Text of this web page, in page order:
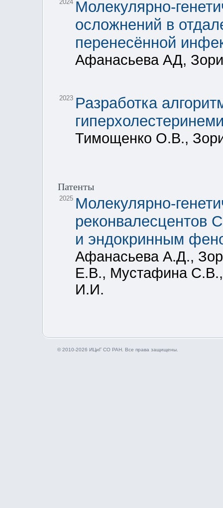
2024 Молекулярно-
осложнений в
перенесённой
Афанасьева АД,
2023 Разработка
Тимощенко О.В.,
Патенты
2025 Молекулярно-
реконвалесцентов
и эндокринным
Афанасьева А.Д.,
Е.В., Мустафина
И.И.
© 2010-2026 ИЦиГ СО РАН. Все права защищены.